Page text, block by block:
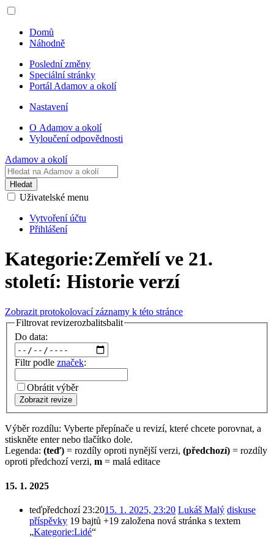
Domů
Náhodně
Poslední změny
Speciální stránky
Portál Adamov a okolí
Nastavení
O Adamov a okolí
Vyloučení odpovědnosti
Adamov a okolí
Hledat
Uživatelské menu
Vytvoření účtu
Přihlášení
Kategorie:Zemřelí ve 21.
století: Historie verzí
Zobrazit protokolovací záznamy k této stránce
Filtrovat revizerozbalitsbalit
Do data:
Filtr podle značek:
Obrátit výběr
Zobrazit revize
Výběr rozdílu: Vyberte přepínače u revizí, které chcete porovnat, a
stiskněte enter nebo tlačítko dole.
Legenda: (teď) = rozdíly oproti nynější verzi, (předchozí) = rozdíly
oproti předchozí verzi, m = malá editace
15. 1. 2025
teďpředchozí 23:2015. 1. 2025, 23:20 Lukáš Malý diskuse
příspěvky 19 bajtů +19 založena nová stránka s textem
„Kategorie:Lidé“